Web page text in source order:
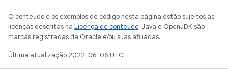
O conteúdo e os exemplos de código nesta página estão sujeitos às
licenças descritas na Licença de conteúdo. Java e OpenJDK são
marcas registradas da Oracle e/ou suas afiliadas.
Última atualização 2022-06-06 UTC.